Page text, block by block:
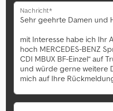
Nachricht*